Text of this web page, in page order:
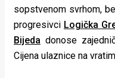
pokretu
Ideje
sopstvenom svrhom,
progresivci Logička
Bijeda donose
Cijena ulaznice na